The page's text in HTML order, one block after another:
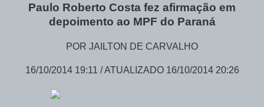
Paulo Roberto Costa fez afirmação em
depoimento ao MPF do Paraná
POR JAILTON DE CARVALHO
16/10/2014 19:11 / ATUALIZADO 16/10/2014 20:26